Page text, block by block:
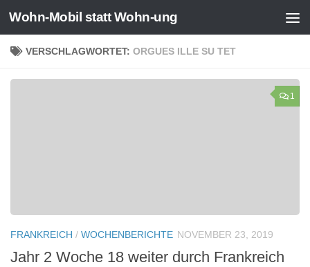
Zum Inhalt springen
Wohn-Mobil statt Wohn-ung
VERSCHLAGWORTET: ORGUES ILLE SU TET
1
FRANKREICH / WOCHENBERICHTE NOVEMBER 23, 2019
Jahr 2 Woche 18 weiter durch Frankreich